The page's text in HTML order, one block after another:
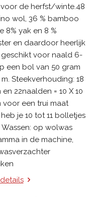
de herfst/winte.48
wol, 36 % bamboo
8% yak en 8 %
en daardoor heerlijk
geschikt voor naald 6-
een bol van 50 gram
m. Steekverhouding: 18
22naalden = 10 X 10
voor een trui maat
je 10 tot 11 bolletjes
op wolwas
in de machine,